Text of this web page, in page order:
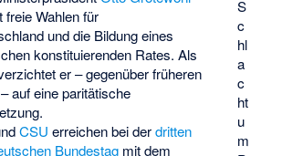
S
c
hl
a
c
ht
u
m
freie Wahlen für
und die Bildung eines
konstituierenden Rates. Als
er – gegenüber früheren
auf eine paritätische
CSU erreichen bei derdritten
Bundestagmit dem